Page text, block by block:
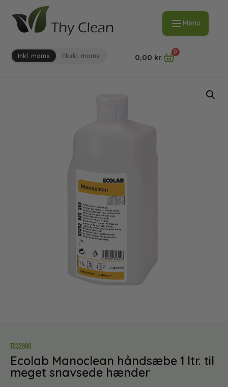
Menu
Inkl. moms Ekskl. moms 0,00 kr.
0
TC32690
Ecolab Manoclean håndsæbe 1 ltr. til
meget snavsede hænder